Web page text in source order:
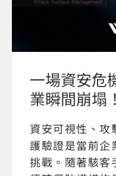
一場資安危
業瞬間崩塌！
資安可視性、攻
護驗證是當前企
挑戰。隨著駭客